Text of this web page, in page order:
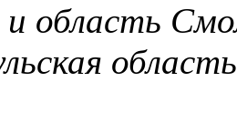
область
область